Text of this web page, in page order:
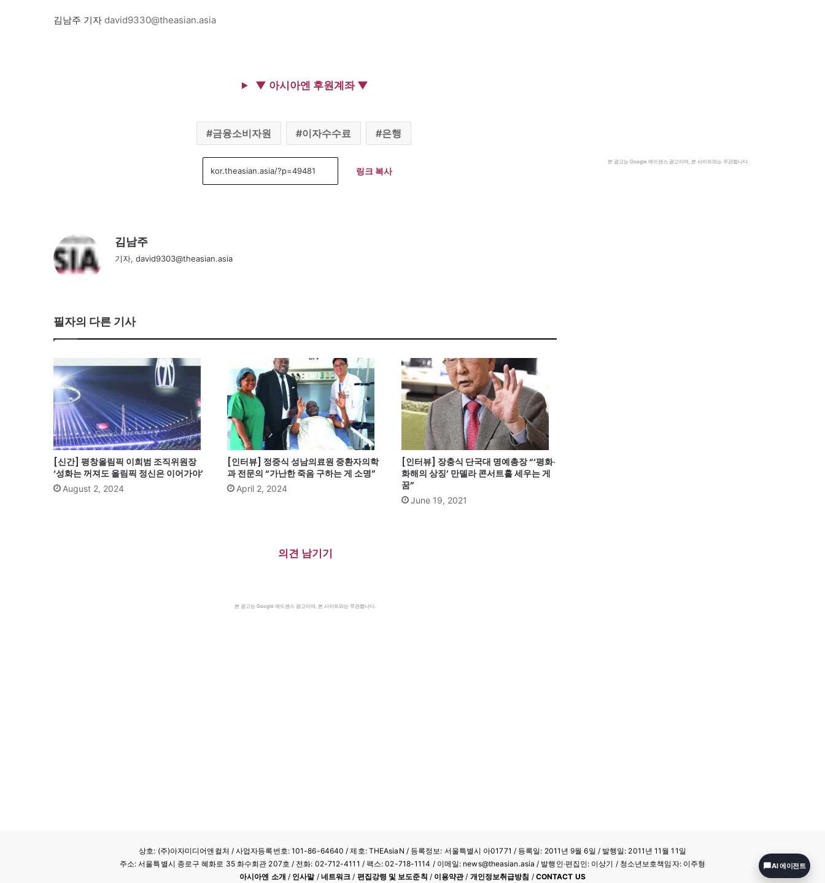
김남주 기자 david9330@theasian.asia
▼ 아시아엔 후원계좌 ▼
금융소비자원 이자수수료 은행
링크 복사
김남주
기자, david9303@theasian.asia
필자의 다른 기사
[신간] 평창올림픽 이희범 조직위원장
‘성화는 꺼져도 올림픽 정신은 이어가야’
August 2, 2024
[인터뷰] 정중식 성남의료원 중환자의학
과 전문의 “가난한 죽음 구하는 게 소명”
April 2, 2024
[인터뷰] 장충식 단국대 명예총장 “‘평화·
화해의 상징’ 만델라 콘서트홀 세우는 게
꿈”
June 19, 2021
의견 남기기
본 광고는 Google 애드센스 광고이며, 본 사이트와는 무관합니다.
본 광고는 Google 애드센스 광고이며, 본 사이트와는 무관합니다.
상호: (주)아자미디어앤컬처 /사업자등록번호: 101-86-64640 / 제호: THEAsiaN / 등록정보: 서울특별시 아01771 / 등록일: 2011년 9월 6일 / 발행일: 2011년 11월 11일
주소: 서울특별시 종로구 혜화로 35 화수회관 207호 / 전화: 02-712-4111 / 팩스: 02-718-1114 / 이메일: news@theasian.asia / 발행인·편집인: 이상기 / 청소년보호책임자: 이주형
아시아엔 소개 / 인사말/ 네트워크 / 편집강령 및 보도준칙 / 이용약관/ 개인정보취급방침 / CONTACT US
AI 에이전트